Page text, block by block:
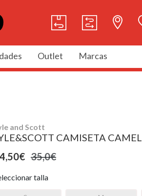
Outlet Marcas
and Scott
CAMISETA CAMEL
35,0€
talla